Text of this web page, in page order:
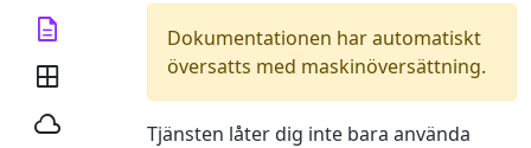



Dokumentationen har automatiskt
översatts med maskinöversättning.
Tjänsten låter dig inte bara använda